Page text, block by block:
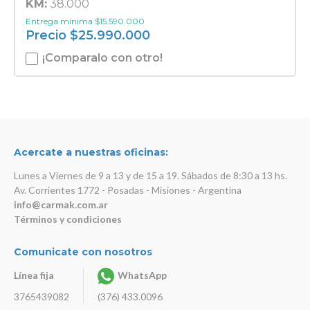
KM: 38.000
Entrega mínima $15.590.000
Precio $25.990.000
¡Comparalo con otro!
Acercate a nuestras oficinas:
Lunes a Viernes de 9 a 13 y de 15 a 19. Sábados de 8:30 a 13 hs.
Av. Corrientes 1772 - Posadas - Misiones - Argentina
info@carmak.com.ar
Términos y condiciones
Comunicate con nosotros
Línea fija
3765439082
WhatsApp
(376) 433.0096